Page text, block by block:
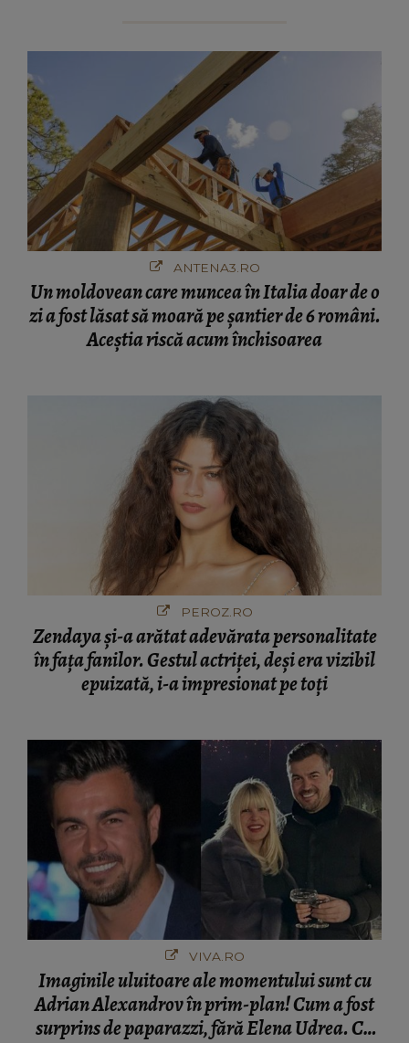
ANTENA3.RO
Un moldovean care muncea în Italia doar de o
zi a fost lăsat să moară pe şantier de 6 români.
Aceștia riscă acum închisoarea
PEROZ.RO
Zendaya și-a arătat adevărata personalitate
în fața fanilor. Gestul actriței, deși era vizibil
epuizată, i-a impresionat pe toți
VIVA.RO
Imaginile uluitoare ale momentului sunt cu
Adrian Alexandrov în prim-plan! Cum a fost
surprins de paparazzi, fără Elena Udrea. Cu